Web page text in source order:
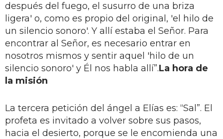
después del fuego, el susurro de una briza
ligera' o, como es propio del original, 'el hilo de
un silencio sonoro'. Y allí estaba el Señor. Para
encontrar al Señor, es necesario entrar en
nosotros mismos y sentir aquel 'hilo de un
silencio sonoro' y Él nos habla allí”.La hora de
la misión
La tercera petición del ángel a Elías es: “Sal”. El
profeta es invitado a volver sobre sus pasos,
hacia el desierto, porque se le encomienda una